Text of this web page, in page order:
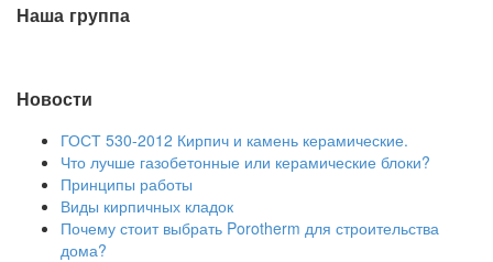
Наша группа
Новости
ГОСТ 530-2012 Кирпич и камень керамические.
Что лучше газобетонные или керамические блоки?
Принципы работы
Виды кирпичных кладок
Почему стоит выбрать Porotherm для строительства
дома?